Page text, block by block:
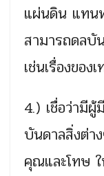
แผ่นดิน แทน
สามารถดลบั
เช่นเรื่องขอ
4.) เชื่อว่ามี
บันดาลสิ่งต่า
คุณและโทษ